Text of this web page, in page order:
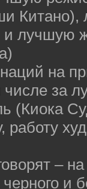
Китано),
лучшую
на
за
(Киока
работу
– на
и